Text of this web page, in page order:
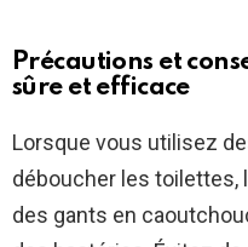
Précautions et
sûre et efficace
Lorsque vous utilisez
déboucher les toilettes,
des gants en